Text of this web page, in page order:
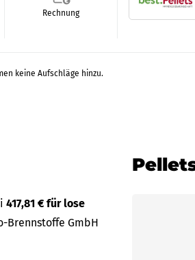
Rechnung
keine Aufschläge hinzu.
417,81 € für lose
Brennstoffe GmbH